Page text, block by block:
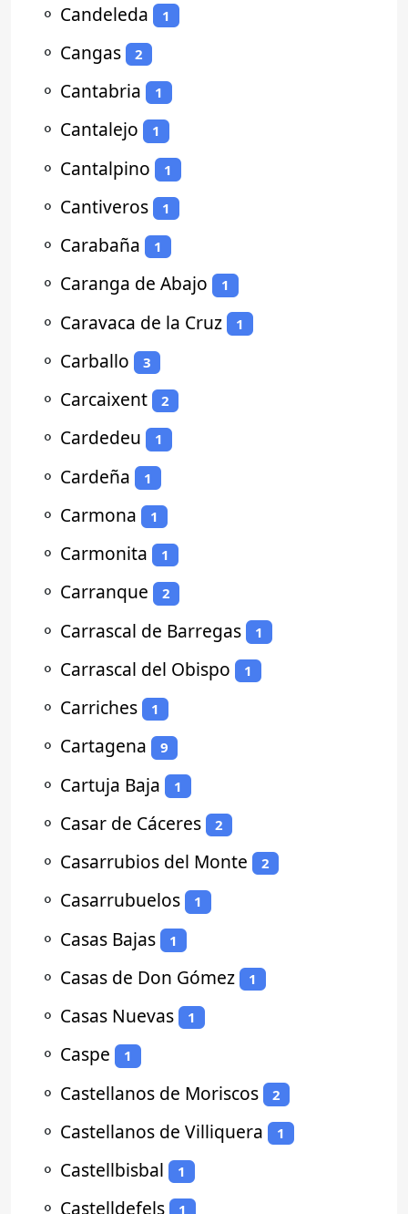
⚬ Candeleda 1
⚬ Cangas 2
⚬ Cantabria 1
⚬ Cantalejo 1
⚬ Cantalpino 1
⚬ Cantiveros 1
⚬ Carabaña 1
⚬ Caranga de Abajo 1
⚬ Caravaca de la Cruz 1
⚬ Carballo 3
⚬ Carcaixent 2
⚬ Cardedeu 1
⚬ Cardeña 1
⚬ Carmona 1
⚬ Carmonita 1
⚬ Carranque 2
⚬ Carrascal de Barregas 1
⚬ Carrascal del Obispo 1
⚬ Carriches 1
⚬ Cartagena 9
⚬ Cartuja Baja 1
⚬ Casar de Cáceres 2
⚬ Casarrubios del Monte 2
⚬ Casarrubuelos 1
⚬ Casas Bajas 1
⚬ Casas de Don Gómez 1
⚬ Casas Nuevas 1
⚬ Caspe 1
⚬ Castellanos de Moriscos 2
⚬ Castellanos de Villiquera 1
⚬ Castellbisbal 1
⚬ Castelldefels 1